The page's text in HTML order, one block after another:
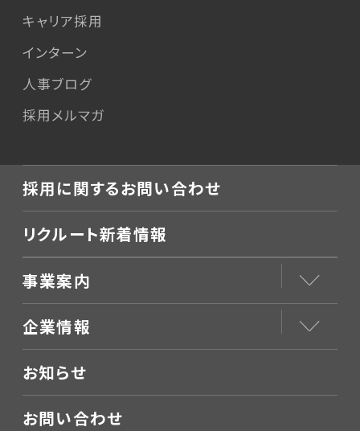
キャリア採用
インターン
人事ブログ
採用メルマガ
採用に関するお問い合わせ
リクルート新着情報
事業案内
企業情報
お知らせ
お問い合わせ